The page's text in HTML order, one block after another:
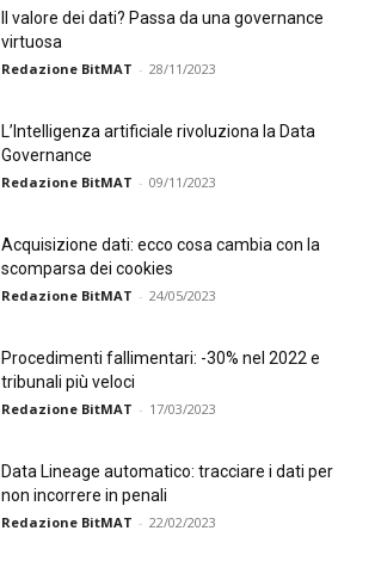
Il valore dei dati? Passa da una governance
virtuosa
Redazione BitMAT - 28/11/2023
L’Intelligenza artificiale rivoluziona la Data
Governance
Redazione BitMAT - 09/11/2023
Acquisizione dati: ecco cosa cambia con la
scomparsa dei cookies
Redazione BitMAT - 24/05/2023
Procedimenti fallimentari: -30% nel 2022 e
tribunali più veloci
Redazione BitMAT - 17/03/2023
Data Lineage automatico: tracciare i dati per
non incorrere in penali
Redazione BitMAT - 22/02/2023